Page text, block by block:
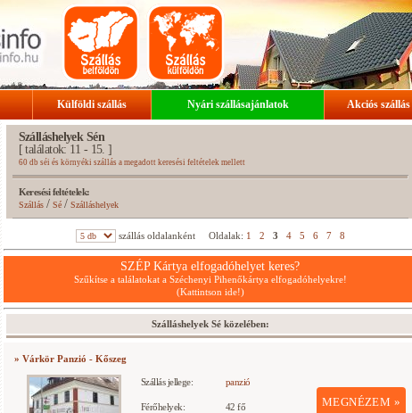
Külföldi szállás Nyári szállásajánlatok Akciós szállás
Szálláshelyek Sén
[ találatok: 11 - 15. ]
60 db séi és környéki szállás a megadott keresési feltételek mellett
Keresési feltételek:
Szállás/ Sé/Szálláshelyek
szállás oldalanként Oldalak: 1 2 3 4 5 6 7 8
SZÉP Kártya elfogadóhelyet keres?
Szűkítse a találatokat a Széchenyi Pihenőkártya elfogadóhelyekre!
(Kattintson ide!)
Szálláshelyek Sé közelében:
» Várkör Panzió - Kőszeg
Szállás jellege: panzió
MEGNÉZEM »
Férőhelyek:
42 fő